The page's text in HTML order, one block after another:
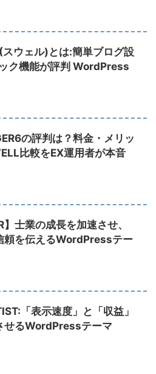
ウェル)とは:簡単ブログ設
ク機能が評判 WordPress
の評判は？料金・メリッ
比較をEX運用者が本音
】士業の成長を加速させ、
頼を伝えるWordPressテー
「表示速度」と「収益」
せるWordPressテーマ